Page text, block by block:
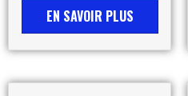
EN SAVOIR PLUS